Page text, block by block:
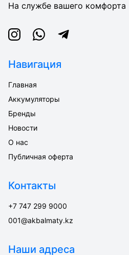
На службе вашего комфорта
InstagramWhatsappTelegram
Навигация
Главная
Аккумуляторы
Бренды
Новости
О нас
Публичная оферта
Контакты
+7 747 299 9000
001@akbalmaty.kz
Наши адреса